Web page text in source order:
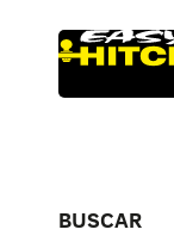
BUSCAR